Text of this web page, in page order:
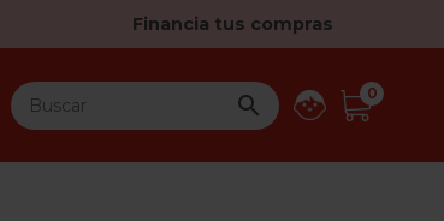
Financia tus compras
 0